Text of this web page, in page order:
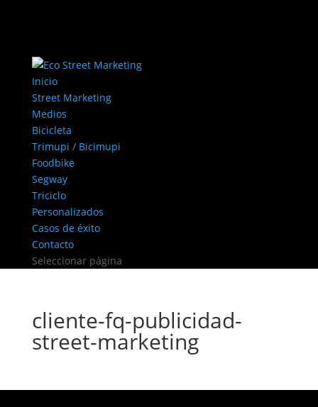
Inicio
Street Marketing
Medios
Bicicleta
Trimupi / Bicimupi
Foodbike
Segway
Triciclo
Personalizados
Casos de éxito
Contacto
Seleccionar página
cliente-fq-publicidad-
street-marketing